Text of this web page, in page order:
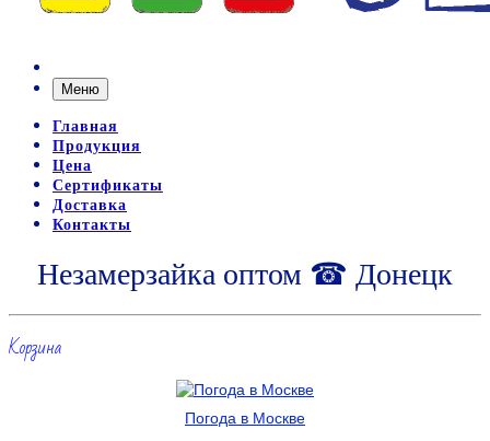
Меню
Главная
Продукция
Цена
Сертификаты
Доставка
Контакты
Незамерзайка оптом ☎ Донецк
Корзина
Погода в Москве